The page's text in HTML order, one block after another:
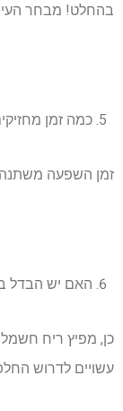
בהחלט! מבחר
כמה זמן
זמן השפעה
האם יש הבדל
כן, מפיץ ריח חשמלי
עשויים לדרוש